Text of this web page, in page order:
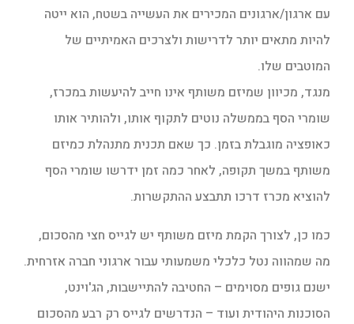
עם ארגון/ארגונים המכירים את העשייה בשטח, הוא ייטה
להיות מתאים יותר לדרישות ולצרכים האמיתיים של
המוטבים שלו.
מנגד, מכיוון שמיזם משותף אינו חייב להיעשות במכרז,
שומרי הסף בממשלה נוטים לתקוף אותו, ולהותיר אותו
כאופציה מוגבלת בזמן. כך שאם תכנית מתנהלת כמיזם
משותף במשך תקופה, לאחר כמה זמן ידרשו שומרי הסף
להוציא מכרז דרכו תתבצע ההתקשרות.
כמו כן, לצורך הקמת מיזם משותף יש לגייס חצי מהסכום,
מה שמהווה נטל כלכלי משמעותי עבור ארגוני חברה אזרחית.
ישנם גופים מסוימים – החטיבה להתיישבות, הג'וינט,
הסוכנות היהודית ועוד – הנדרשים לגייס רק רבע מהסכום